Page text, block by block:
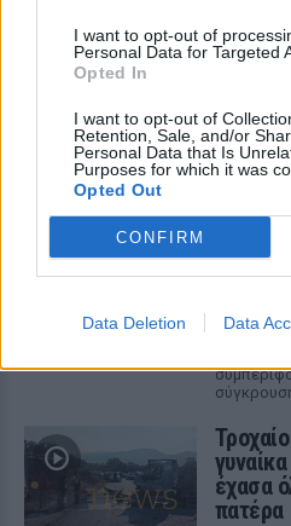
I want to opt-out of
Personal Data for Targeted
Opted In
I want to opt-out of
Retention, Sale, and/or
Personal Data that Is
Purposes for which it was
Opted Out
CONFIRM
Data Deletion Data
ΔΕΙΤΕ ΕΠΙΣΗΣ
«Θέλω
βίντεο
τον
πάνω
Folly
έχασα
πατέρα